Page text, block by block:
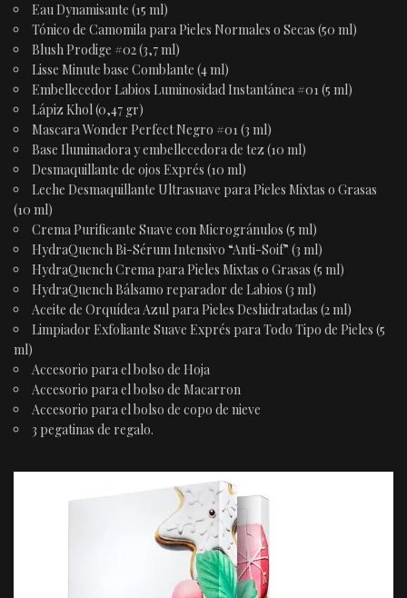
Eau Dynamisante (15 ml)
Tónico de Camomila para Pieles Normales o Secas (50 ml)
Blush Prodige #02 (3,7 ml)
Lisse Minute base Comblante (4 ml)
Embellecedor Labios Luminosidad Instantánea #01 (5 ml)
Lápiz Khol (0,47 gr)
Mascara Wonder Perfect Negro #01 (3 ml)
Base Iluminadora y embellecedora de tez (10 ml)
Desmaquillante de ojos Exprés (10 ml)
Leche Desmaquillante Ultrasuave para Pieles Mixtas o Grasas
(10 ml)
Crema Purificante Suave con Microgránulos (5 ml)
HydraQuench Bi-Sérum Intensivo “Anti-Soif” (3 ml)
HydraQuench Crema para Pieles Mixtas o Grasas (5 ml)
HydraQuench Bálsamo reparador de Labios (3 ml)
Aceite de Orquídea Azul para Pieles Deshidratadas (2 ml)
Limpiador Exfoliante Suave Exprés para Todo Tipo de Pieles (5
ml)
Accesorio para el bolso de Hoja
Accesorio para el bolso de Macarron
Accesorio para el bolso de copo de nieve
3 pegatinas de regalo.